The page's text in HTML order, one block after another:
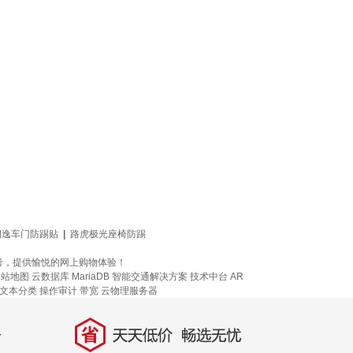
车门防踢贴 路虎极光座椅防踢
提供愉悦的网上购物体验！
地图 云数据库 MariaDB 智能交通解决方案 技术中台 AR
文本分类 操作审计 带宽 云物理服务器
省 天天低价，畅选无忧